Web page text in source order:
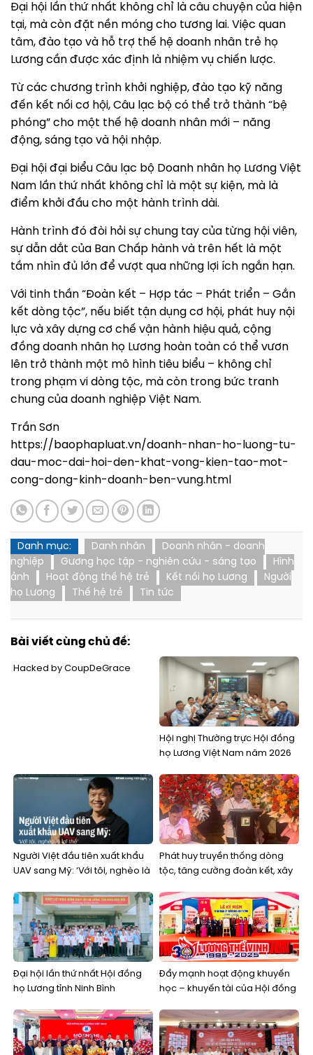
Đại hội lần thứ nhất không chỉ là câu chuyện của hiện
tại, mà còn đặt nền móng cho tương lai. Việc quan
tâm, đào tạo và hỗ trợ thế hệ doanh nhân trẻ họ
Lương cần được xác định là nhiệm vụ chiến lược.
Từ các chương trình khởi nghiệp, đào tạo kỹ năng
đến kết nối cơ hội, Câu lạc bộ có thể trở thành “bệ
phóng” cho một thế hệ doanh nhân mới – năng
động, sáng tạo và hội nhập.
Đại hội đại biểu Câu lạc bộ Doanh nhân họ Lương Việt
Nam lần thứ nhất không chỉ là một sự kiện, mà là
điểm khởi đầu cho một hành trình dài.
Hành trình đó đòi hỏi sự chung tay của từng hội viên,
sự dẫn dắt của Ban Chấp hành và trên hết là một
tầm nhìn đủ lớn để vượt qua những lợi ích ngắn hạn.
Với tinh thần “Đoàn kết – Hợp tác – Phát triển – Gắn
kết dòng tộc”, nếu biết tận dụng cơ hội, phát huy nội
lực và xây dựng cơ chế vận hành hiệu quả, cộng
đồng doanh nhân họ Lương hoàn toàn có thể vươn
lên trở thành một mô hình tiêu biểu – không chỉ
trong phạm vi dòng tộc, mà còn trong bức tranh
chung của doanh nghiệp Việt Nam.
Trần Sơn
https://baophapluat.vn/doanh-nhan-ho-luong-tu-
dau-moc-dai-hoi-den-khat-vong-kien-tao-mot-
cong-dong-kinh-doanh-ben-vung.html
Danh mục: Danh nhân
Doanh nhân - doanh
nghiệp
Gương học tập - nghiên cứu - sáng tạo
Hình
ảnh
Hoạt động thế hệ trẻ Kết nối họ Lương
Người
họ Lương
Thế hệ trẻ Tin tức
Bài viết cùng chủ đề:
Hacked by CoupDeGrace
Hội nghị Thường trực Hội đồng
họ Lương Việt Nam năm 2026
Người Việt đầu tiên xuất khẩu
UAV sang Mỹ: ‘Với tôi, nghèo là
Phát huy truyền thống dòng
tộc, tăng cường đoàn kết, xây
Ninh Bình vững mạnh trong thời
kỳ mới
Đại hội lần thứ nhất Hội đồng
họ Lương tỉnh Ninh Bình
Đẩy mạnh hoạt động khuyến
học – khuyến tài của Hội đồng